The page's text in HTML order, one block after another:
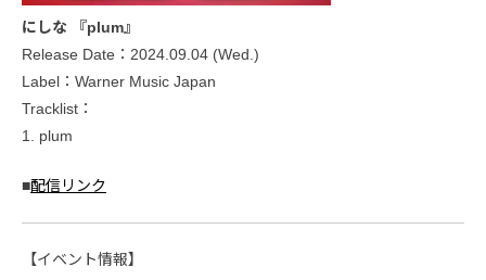
にしな 『plum』
Release Date：2024.09.04 (Wed.)
Label：Warner Music Japan
Tracklist：
1. plum
■配信リンク
【イベント情報】